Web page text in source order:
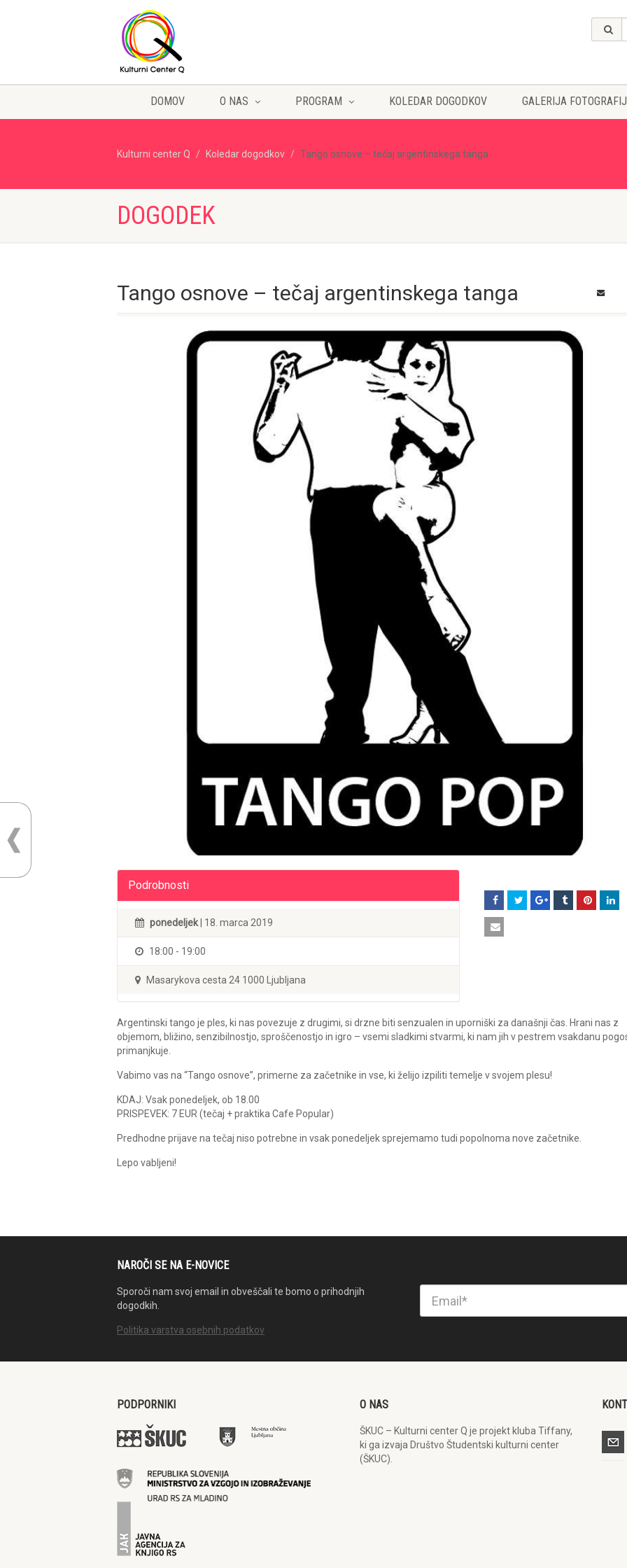
DOMOV O NAS PROGRAM KOLEDAR DOGODKOV GALERIJA FOTOGRAFIJ
Kulturni center Q Koledar dogodkov Tango osnove – tečaj argentinskega tanga
DOGODEK
Tango osnove – tečaj argentinskega tanga
Podrobnosti
ponedeljek | 18. marca 2019
18:00 - 19:00
Masarykova cesta 24 1000 Ljubljana
Argentinski tango je ples, ki nas povezuje z drugimi, si drzne biti senzualen in uporniški za današnji čas. Hrani nas z
objemom, bližino, senzibilnostjo, sproščenostjo in igro – vsemi sladkimi stvarmi, ki nam jih v pestrem vsakdanu
primanjkuje.
Vabimo vas na “Tango osnove”, primerne za začetnike in vse, ki želijo izpiliti temelje v svojem plesu!
KDAJ: Vsak ponedeljek, ob 18.00
PRISPEVEK: 7 EUR (tečaj + praktika Cafe Popular)
Predhodne prijave na tečaj niso potrebne in vsak ponedeljek sprejemamo tudi popolnoma nove začetnike.
Lepo vabljeni!
NAROČI SE NA E-NOVICE
Sporoči nam svoj email in obveščali te bomo o prihodnjih
dogodkih.
Politika varstva osebnih podatkov
PODPORNIKI O NAS
ŠKUC – Kulturni center Q je projekt kluba Tiffany,
ki ga izvaja Društvo Študentski kulturni center
(ŠKUC).